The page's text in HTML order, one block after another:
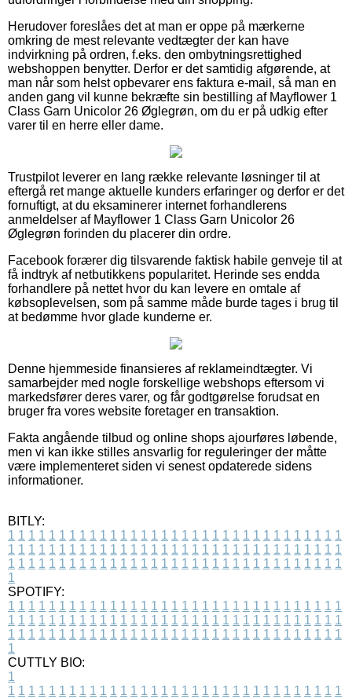
Herudover foreslåes det at man er oppe på mærkerne
omkring de mest relevante vedtægter der kan have
indvirkning på ordren, f.eks. den ombytningsrettighed
webshoppen benytter. Derfor er det samtidig afgørende, at
man når som helst opbevarer ens faktura e-mail, så man en
anden gang vil kunne bekræfte sin bestilling af Mayflower 1
Class Garn Unicolor 26 Øglegrøn, om du er på udkig efter
varer til en herre eller dame.
Trustpilot leverer en lang række relevante løsninger til at
eftergå ret mange aktuelle kunders erfaringer og derfor er det
fornuftigt, at du eksaminerer internet forhandlerens
anmeldelser af Mayflower 1 Class Garn Unicolor 26
Øglegrøn forinden du placerer din ordre.
Facebook forærer dig tilsvarende faktisk habile genveje til at
få indtryk af netbutikkens popularitet. Herinde ses endda
forhandlere på nettet hvor du kan levere en omtale af
købsoplevelsen, som på samme måde burde tages i brug til
at bedømme hvor glade kunderne er.
Denne hjemmeside finansieres af reklameindtægter. Vi
samarbejder med nogle forskellige webshops eftersom vi
markedsfører deres varer, og får godtgørelse forudsat en
bruger fra vores website foretager en transaktion.
Fakta angående tilbud og online shops ajourføres løbende,
men vi kan ikke stilles ansvarlig for reguleringer der måtte
være implementeret siden vi senest opdaterede sidens
informationer.
BITLY:
1 1 1 1 1 1 1 1 1 1 1 1 1 1 1 1 1 1 1 1 1 1 1 1 1 1 1 1 1 1 1 1 1
1 1 1 1 1 1 1 1 1 1 1 1 1 1 1 1 1 1 1 1 1 1 1 1 1 1 1 1 1 1 1 1 1
1 1 1 1 1 1 1 1 1 1 1 1 1 1 1 1 1 1 1 1 1 1 1 1 1 1 1 1 1 1 1 1 1
1
SPOTIFY:
1 1 1 1 1 1 1 1 1 1 1 1 1 1 1 1 1 1 1 1 1 1 1 1 1 1 1 1 1 1 1 1 1
1 1 1 1 1 1 1 1 1 1 1 1 1 1 1 1 1 1 1 1 1 1 1 1 1 1 1 1 1 1 1 1 1
1 1 1 1 1 1 1 1 1 1 1 1 1 1 1 1 1 1 1 1 1 1 1 1 1 1 1 1 1 1 1 1 1
1
CUTTLY BIO:
1
1 1 1 1 1 1 1 1 1 1 1 1 1 1 1 1 1 1 1 1 1 1 1 1 1 1 1 1 1 1 1 1 1